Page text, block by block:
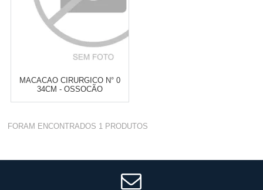
MACACAO CIRURGICO N° 0
34CM - OSSOCÃO
Varejo: R$ 4.050,70
10 x de R$ 255,09
FORAM ENCONTRADOS 1 PRODUTOS